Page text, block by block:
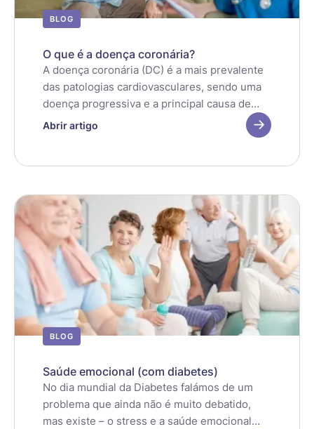
BLOG
O que é a doença coronária?
A doença coronária (DC) é a mais prevalente
das patologias cardiovasculares, sendo uma
doença progressiva e a principal causa de
morte prematura, provocando limitações
países mais desenvolvidos assumiu a partir
proporções epidémicas nas sociedades
desenvolvidas.
Abrir artigo
BLOG
Saúde emocional (com diabetes)
No dia mundial da Diabetes falámos de um
problema que ainda não é muito debatido,
mas existe – o stress e a saúde emocional